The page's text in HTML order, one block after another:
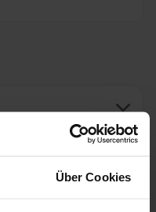
Über Cookies